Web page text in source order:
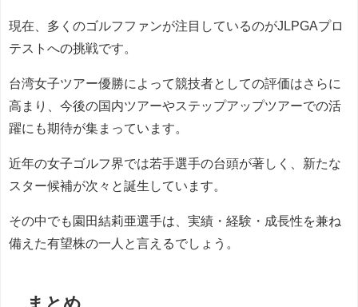
現在、多くのゴルフファンが注目しているのがJLPGAプロ
テストへの挑戦です。
台湾女子ツアー優勝によって競技者としての評価はさらに
高まり、今後の国内ツアーやステップアップツアーでの活
躍にも期待が集まっています。
近年の女子ゴルフ界では若手選手の台頭が著しく、新たな
スター候補が次々と誕生しています。
その中でも園田結莉亜選手は、実績・経験・成長性を兼ね
備えた有望株の一人と言えるでしょう。
まとめ